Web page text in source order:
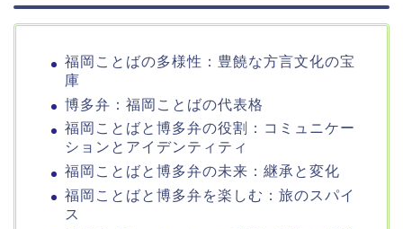
福岡ことばの多様性：豊饒な方言文化の宝
庫
博多弁：福岡ことばの代表格
福岡ことばと博多弁の役割：コミュニケー
ションとアイデンティティ
福岡ことばと博多弁の未来：継承と変化
福岡ことばと博多弁を楽しむ：旅のスパイ
ス